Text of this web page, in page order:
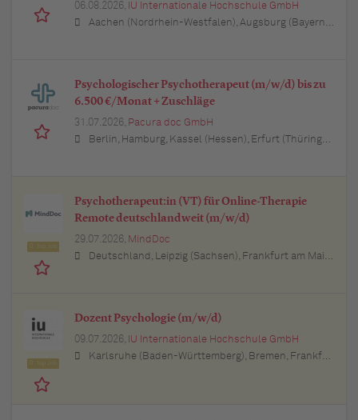
06.08.2026, IU Internationale Hochschule GmbH
Aachen (Nordrhein-Westfalen), Augsburg (Bayern), Berlin, Bielefeld (Nordrhein-Westfalen), Bochum (Nordrhein-Westfalen), Bonn (Nordrhein-Westfalen), Braunschweig (Niedersachsen), Bremen, Dortmund (Nordrhein-Westfalen), Dresden (Sachsen), Duisburg (Nordrhein-Westfalen), Düsseldorf (Nordrhein-Westfalen), Erfurt (Thüringen), Essen (Nordrhein-Westfalen), Freiburg im Breisgau (Baden-Württemberg), Hamburg, Hannover (Niedersachsen), Karlsruhe (Baden-Württemberg), Kiel (Schleswig-Holstein), Köln (Nordrhein-Westfalen), Leipzig (Sachsen), Lübeck (Schleswig-Holstein), München (Bayern), Mannheim (Baden-Württemberg), München (Bayern), Münster (Nordrhein-Westfalen), Nürnberg (Bayern), Regensburg (Bayern), Rostock (Mecklenburg-Vorpommern), Stuttgart (Baden-Württemberg), Ulm (Baden-Württemberg), Wuppertal (Nordrhein-Westfalen)
Psychologischer Psychotherapeut (m/w/d) bis zu
6.500 €/Monat + Zuschläge
31.07.2026, Pacura doc GmbH
Berlin, Hamburg, Kassel (Hessen), Erfurt (Thüringen), München (Bayern), Köln (Nordrhein-Westfalen), Frankfurt am Main (Hessen), Stuttgart (Baden-Württemberg), Düsseldorf (Nordrhein-Westfalen), Leipzig (Sachsen), Dortmund (Nordrhein-Westfalen), Essen (Nordrhein-Westfalen), Bremen, Dresden (Sachsen), Hannover (Niedersachsen), Nürnberg (Bayern), Wuppertal (Nordrhein-Westfalen), Bielefeld (Nordrhein-Westfalen), Bonn (Nordrhein-Westfalen), Mannheim (Baden-Württemberg), Karlsruhe (Baden-Württemberg), Münster (Nordrhein-Westfalen), Augsburg (Bayern), Aachen (Nordrhein-Westfalen), Kiel (Schleswig-Holstein), Magdeburg (Sachsen-Anhalt), Freiburg im Breisgau (Baden-Württemberg), Würzburg (Bayern), Regensburg (Bayern)
Psychotherapeut:in (VT) für Online-Therapie
Remote deutschlandweit (m/w/d)
29.07.2026, MindDoc
Deutschland, Leipzig (Sachsen), Frankfurt am Main (Hessen), Stuttgart (Baden-Württemberg), München (Bayern), Berlin, Hamburg, Nürnberg (Bayern), Thüringen, Essen (Nordrhein-Westfalen), Köln (Nordrhein-Westfalen), Bremen, Lübeck (Schleswig-Holstein), Bonn (Nordrhein-Westfalen), Trier (Rheinland-Pfalz), Dresden (Sachsen), Erfurt (Thüringen), Dortmund (Nordrhein-Westfalen), Bayern, Düsseldorf (Nordrhein-Westfalen), Kiel (Schleswig-Holstein), Münster (Nordrhein-Westfalen), Sachsen, Sachsen-Anhalt, Baden-Württemberg, Brandenburg, Bremen, Hamburg, Hessen, Mecklenburg-Vorpommern, Niedersachsen, Nordrhein-Westfalen, Rheinland-Pfalz, Saarland, Schleswig-Holstein
Dozent Psychologie (m/w/d)
09.07.2026, IU Internationale Hochschule GmbH
Karlsruhe (Baden-Württemberg), Bremen, Frankfurt am Main (Hessen), Augsburg (Bayern), Dresden (Sachsen), Bielefeld (Nordrhein-Westfalen), Düsseldorf (Nordrhein-Westfalen), Hannover (Niedersachsen), Dortmund (Nordrhein-Westfalen), Münster (Nordrhein-Westfalen), Hamburg, Stuttgart (Baden-Württemberg), Ulm (Baden-Württemberg), Kassel (Hessen), Essen (Nordrhein-Westfalen), München (Bayern), Köln (Nordrhein-Westfalen), Mannheim (Baden-Württemberg)